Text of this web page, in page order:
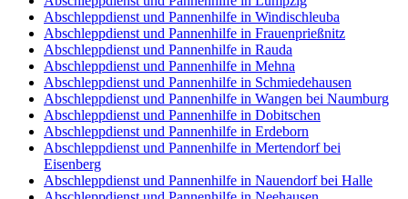
Abschleppdienst und Pannenhilfe in Windischleuba
Abschleppdienst und Pannenhilfe in Frauenprießnitz
Abschleppdienst und Pannenhilfe in Rauda
Abschleppdienst und Pannenhilfe in Mehna
Abschleppdienst und Pannenhilfe in Schmiedehausen
Abschleppdienst und Pannenhilfe in Wangen bei Naumburg
Abschleppdienst und Pannenhilfe in Dobitschen
Abschleppdienst und Pannenhilfe in Erdeborn
Abschleppdienst und Pannenhilfe in Mertendorf bei
Eisenberg
Abschleppdienst und Pannenhilfe in Nauendorf bei Halle